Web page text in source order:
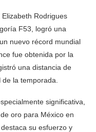
Rodrigues
F53, logró una
nuevo récord mundial
fue obtenida por la
una distancia de
la temporada.
significativa,
oro para México en
su esfuerzo y